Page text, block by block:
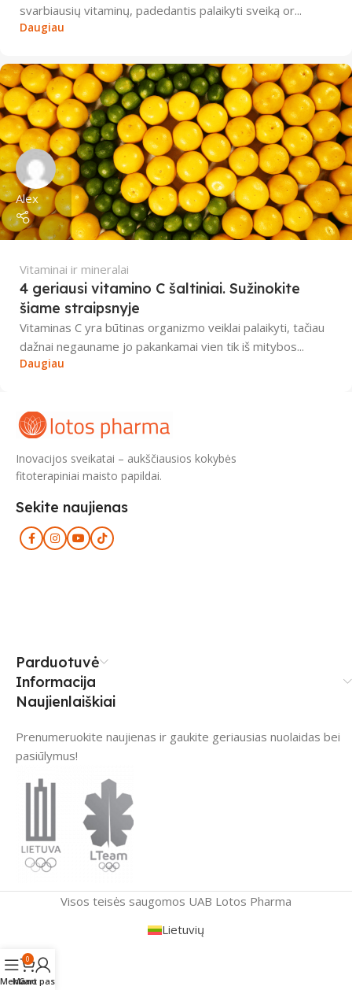
svarbiausių vitaminų, padedantis palaikyti sveiką or...
Daugiau
Alex
Vitaminai ir mineralai
4 geriausi vitamino C šaltiniai. Sužinokite
šiame straipsnyje
Vitaminas C yra būtinas organizmo veiklai palaikyti, tačiau
dažnai negauname jo pakankamai vien tik iš mitybos...
Daugiau
Inovacijos sveikatai – aukščiausios kokybės
fitoterapiniai maisto papildai.
Sekite naujienas
Parduotuvė
Informacija
Naujienlaiškiai
Prenumeruokite naujienas ir gaukite geriausias nuolaidas bei
pasiūlymus!
Visos teisės saugomos UAB Lotos Pharma
Menu
0
Cart
Mano paskyra
Lietuvių